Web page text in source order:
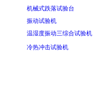
机械式跌落试验台
振动试验机
温湿度振动三综合试验机
冷热冲击试验机